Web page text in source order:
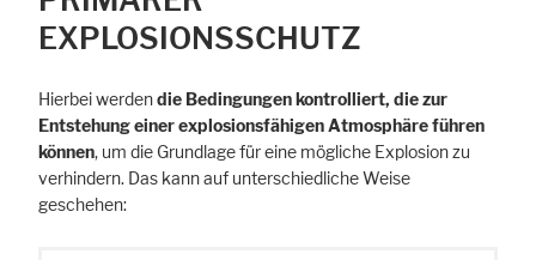
EXPLOSIONSSCHUTZ
Hierbei werdendie Bedingungen kontrolliert, die zur
Entstehung einer explosionsfähigen Atmosphäre führen
können, um die Grundlage für eine mögliche Explosion zu
verhindern. Das kann auf unterschiedliche Weise
geschehen: